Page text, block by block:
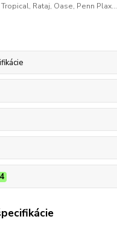
Rataj, Oase, Penn Plax...
4